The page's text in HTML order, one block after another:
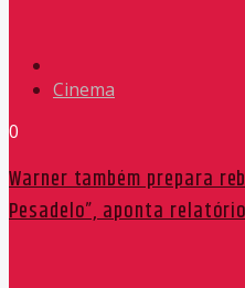
Cinema
0
Warner também prepara
Pesadelo”, aponta